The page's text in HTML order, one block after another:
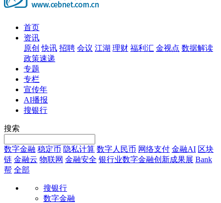
首页
资讯
原创 快讯 招聘 会议 江湖 理财 福利汇 金视点 数据解读
政策速递
专题
专栏
宣传年
AI播报
搜银行
搜索
数字金融 稳定币 隐私计算 数字人民币 网络支付 金融AI 区块
链 金融云 物联网 金融安全 银行业数字金融创新成果展 Bank
帮 全部
搜银行
数字金融